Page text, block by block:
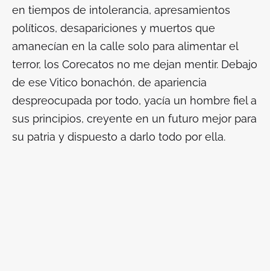
en tiempos de intolerancia, apresamientos
políticos, desapariciones y muertos que
amanecían en la calle solo para alimentar el
terror, los Corecatos no me dejan mentir. Debajo
de ese Vitico bonachón, de apariencia
despreocupada por todo, yacía un hombre fiel a
sus principios, creyente en un futuro mejor para
su patria y dispuesto a darlo todo por ella.